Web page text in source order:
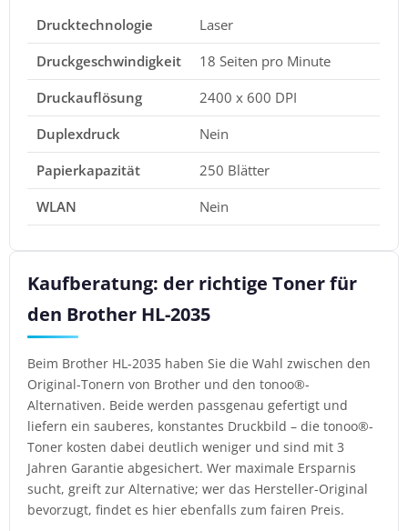
Drucktechnologie
Laser
Druckgeschwindigkeit
18 Seiten pro Minute
Druckauflösung
2400 x 600 DPI
Duplexdruck
Nein
Papierkapazität
250 Blätter
WLAN
Nein
Kaufberatung: der richtige Toner für
den Brother HL-2035
Beim Brother HL-2035 haben Sie die Wahl zwischen den
Original-Tonern von Brother und den tonoo®-
Alternativen. Beide werden passgenau gefertigt und
liefern ein sauberes, konstantes Druckbild – die tonoo®-
Toner kosten dabei deutlich weniger und sind mit 3
Jahren Garantie abgesichert. Wer maximale Ersparnis
sucht, greift zur Alternative; wer das Hersteller-Original
bevorzugt, findet es hier ebenfalls zum fairen Preis.